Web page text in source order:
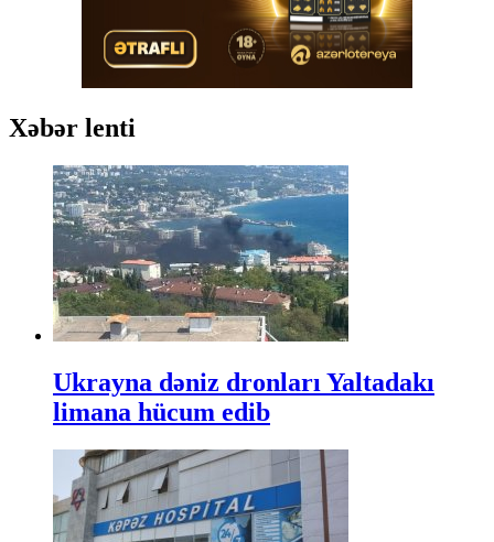
Xəbər lenti
Ukrayna dəniz dronları Yaltadakı
limana hücum edib